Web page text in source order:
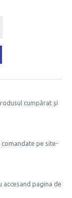
cumpărat și
pe site-
accesand pagina de